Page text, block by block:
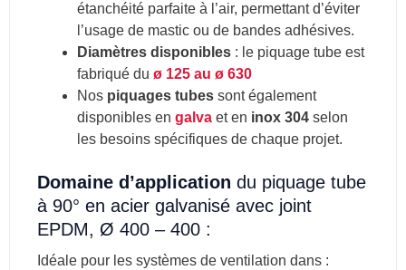
étanchéité parfaite à l’air, permettant d’éviter
l’usage de mastic ou de bandes adhésives.
Diamètres disponibles: le piquage tubeest
fabriqué du ø 125 au ø 630
Nos piquages tubessont également
disponibles en galva et en inox 304selon
les besoins spécifiques de chaque projet.
Domaine d’application du piquage tube
à 90° en acier galvanisé avec joint
EPDM, Ø 400 – 400 :
Idéale pour les systèmes de ventilation dans :